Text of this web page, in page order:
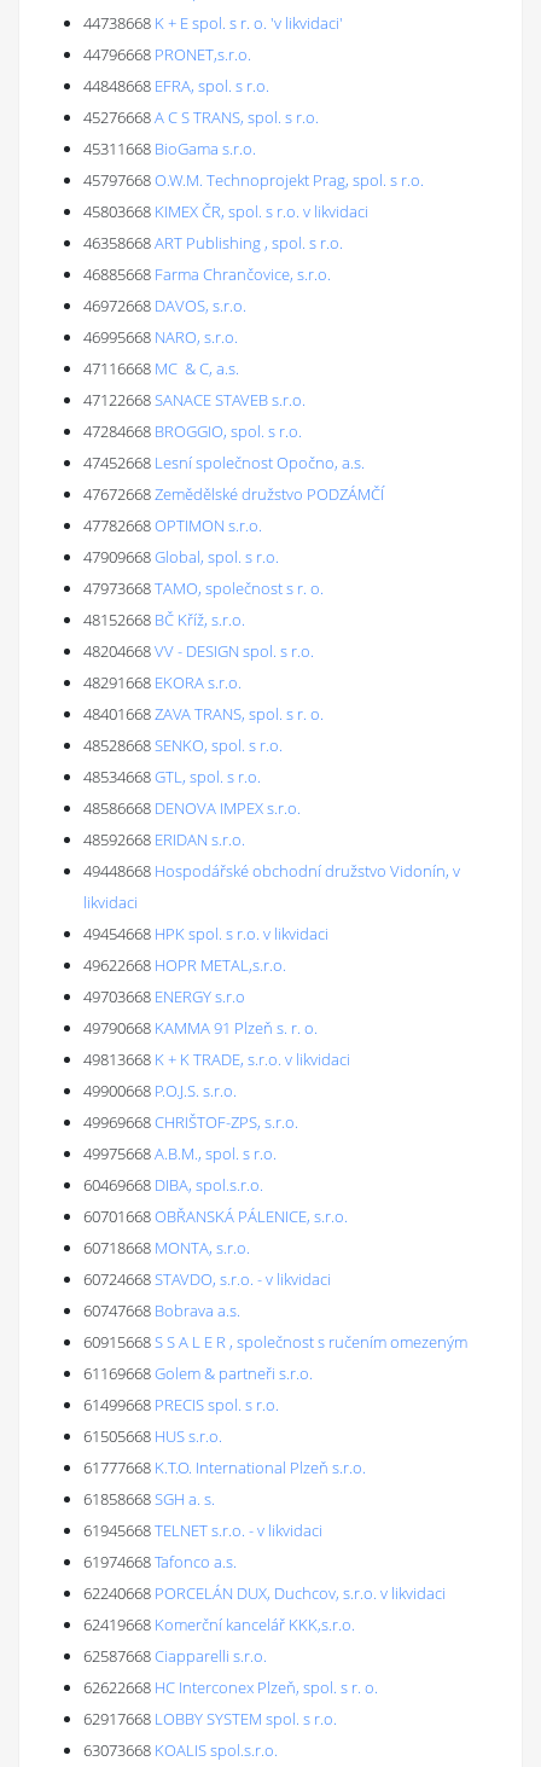
44738668 K + E spol. s r. o. 'v likvidaci'
44796668 PRONET,s.r.o.
44848668 EFRA, spol. s r.o.
45276668A C S TRANS, spol. s r.o.
45311668 BioGama s.r.o.
45797668O.W.M. Technoprojekt Prag, spol. s r.o.
45803668 KIMEX ČR, spol. s r.o. v likvidaci
46358668ART Publishing , spol. s r.o.
46885668 Farma Chrančovice, s.r.o.
46972668 DAVOS, s.r.o.
46995668 NARO, s.r.o.
47116668 MC & C, a.s.
47122668SANACE STAVEB s.r.o.
47284668 BROGGIO, spol. s r.o.
47452668 Lesní společnost Opočno, a.s.
47672668Zemědělské družstvo PODZÁMČÍ
47782668OPTIMON s.r.o.
47909668Global, spol. s r.o.
47973668TAMO, společnost s r. o.
48152668 BČ Kříž, s.r.o.
48204668VV - DESIGN spol. s r.o.
48291668 EKORA s.r.o.
48401668ZAVA TRANS, spol. s r. o.
48528668SENKO, spol. s r.o.
48534668GTL, spol. s r.o.
48586668 DENOVA IMPEX s.r.o.
48592668 ERIDAN s.r.o.
49448668 Hospodářské obchodní družstvo Vidonín, v
likvidaci
49454668 HPK spol. s r.o. v likvidaci
49622668 HOPR METAL,s.r.o.
49703668 ENERGY s.r.o
49790668 KAMMA 91 Plzeň s. r. o.
49813668 K + K TRADE, s.r.o. v likvidaci
49900668 P.O.J.S. s.r.o.
49969668CHRIŠTOF-ZPS, s.r.o.
49975668A.B.M., spol. s r.o.
60469668 DIBA, spol.s.r.o.
60701668OBŘANSKÁ PÁLENICE, s.r.o.
60718668 MONTA, s.r.o.
60724668STAVDO, s.r.o. - v likvidaci
60747668 Bobrava a.s.
60915668S S A L E R , společnost s ručením omezeným
61169668Golem & partneři s.r.o.
61499668 PRECIS spol. s r.o.
61505668 HUS s.r.o.
61777668 K.T.O. International Plzeň s.r.o.
61858668SGH a. s.
61945668TELNET s.r.o. - v likvidaci
61974668Tafonco a.s.
62240668 PORCELÁN DUX, Duchcov, s.r.o. v likvidaci
62419668 Komerční kancelář KKK,s.r.o.
62587668Ciapparelli s.r.o.
62622668 HC Interconex Plzeň, spol. s r. o.
62917668 LOBBY SYSTEM spol. s r.o.
63073668 KOALIS spol.s.r.o.